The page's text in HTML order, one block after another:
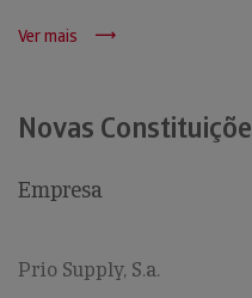
Ver mais
Novas
Empresa
Prio Supply, S.a.